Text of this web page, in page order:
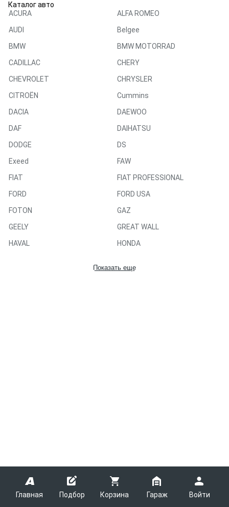
Главная Подбор Корзина Гараж Войти
Каталог авто
ACURA
ALFA ROMEO
AUDI
Belgee
BMW
BMW MOTORRAD
CADILLAC
CHERY
CHEVROLET
CHRYSLER
CITROËN
Cummins
DACIA
DAEWOO
DAF
DAIHATSU
DODGE
DS
Exeed
FAW
FIAT
FIAT PROFESSIONAL
FORD
FORD USA
FOTON
GAZ
GEELY
GREAT WALL
HAVAL
HONDA
Показать еще